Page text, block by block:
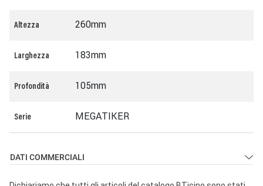
Altezza 260mm
Larghezza 183mm
Profondità 105mm
Serie MEGATIKER
DATI COMMERCIALI